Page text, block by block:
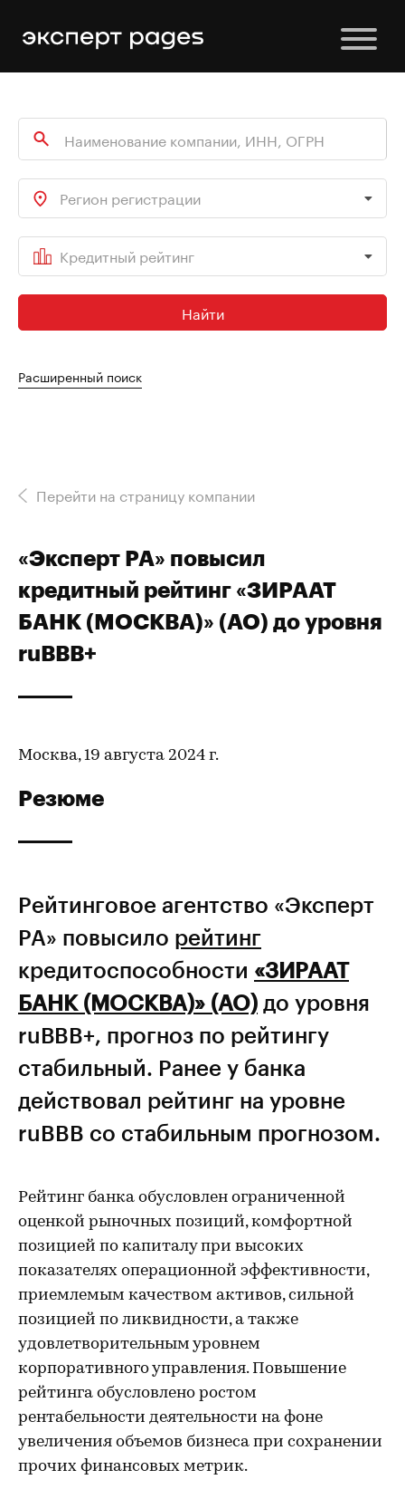
Регион регистрации
Кредитный рейтинг
Найти
Расширенный поиск
Перейти на страницу компании
«Эксперт РА» повысил
кредитный рейтинг «ЗИРААТ
БАНК (МОСКВА)» (АО) до уровня
ruВBB+
Москва, 19 августа 2024 г.
Резюме
Рейтинговое агентство «Эксперт
РА» повысило рейтинг
кредитоспособности «ЗИРААТ
БАНК (МОСКВА)» (АО) до уровня
ruВBB+, прогноз по рейтингу
стабильный. Ранее у банка
действовал рейтинг на уровне
ruBBB со стабильным прогнозом.
Рейтинг банка обусловлен ограниченной
оценкой рыночных позиций, комфортной
позицией по капиталу при высоких
показателях операционной эффективности,
приемлемым качеством активов, сильной
позицией по ликвидности, а также
удовлетворительным уровнем
корпоративного управления. Повышение
рейтинга обусловлено ростом
рентабельности деятельности на фоне
увеличения объемов бизнеса при сохранении
прочих финансовых метрик.